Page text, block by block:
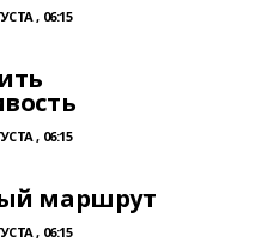
, 06:15
, 06:15
маршрут
, 06:15